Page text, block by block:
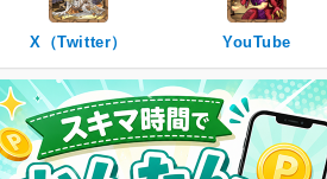
X（Twitter） YouTube